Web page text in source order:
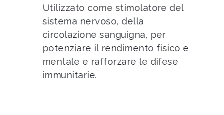
Utilizzato come stimolatore del
sistema nervoso, della
circolazione sanguigna, per
potenziare il rendimento fisico e
mentale e rafforzare le difese
immunitarie.